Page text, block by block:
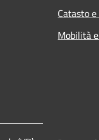
Catasto
Mobilità